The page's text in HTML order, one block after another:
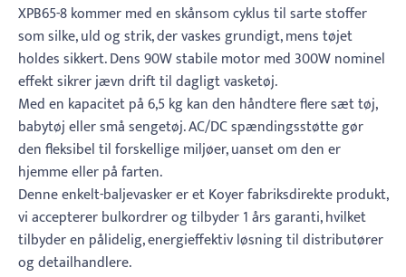
XPB65-8 kommer med en skånsom cyklus til sarte stoffer
som silke, uld og strik, der vaskes grundigt, mens tøjet
holdes sikkert. Dens 90W stabile motor med 300W nominel
effekt sikrer jævn drift til dagligt vasketøj.
Med en kapacitet på 6,5 kg kan den håndtere flere sæt tøj,
babytøj eller små sengetøj. AC/DC spændingsstøtte gør
den fleksibel til forskellige miljøer, uanset om den er
hjemme eller på farten.
Denne enkelt-baljevasker er et Koyer fabriksdirekte produkt,
vi accepterer bulkordrer og tilbyder 1 års garanti, hvilket
tilbyder en pålidelig, energieffektiv løsning til distributører
og detailhandlere.